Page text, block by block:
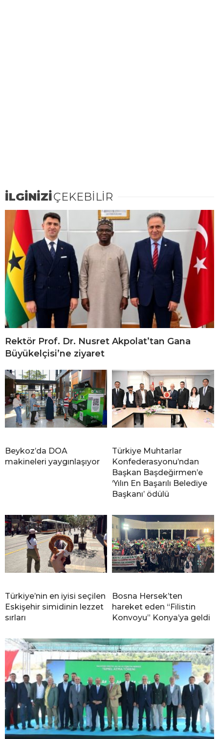
İLGİNİZİÇEKEBİLİR
Rektör Prof. Dr. Nusret Akpolat’tan Gana
Büyükelçisi’ne ziyaret
Beykoz’da DOA
makineleri yaygınlaşıyor
Türkiye Muhtarlar
Konfederasyonu’ndan
Başkan Başdeğirmen’e
‘Yılın En Başarılı Belediye
Başkanı’ ödülü
Türkiye’nin en iyisi seçilen
Eskişehir simidinin lezzet
sırları
Bosna Hersek’ten
hareket eden “Filistin
Konvoyu” Konya’ya geldi